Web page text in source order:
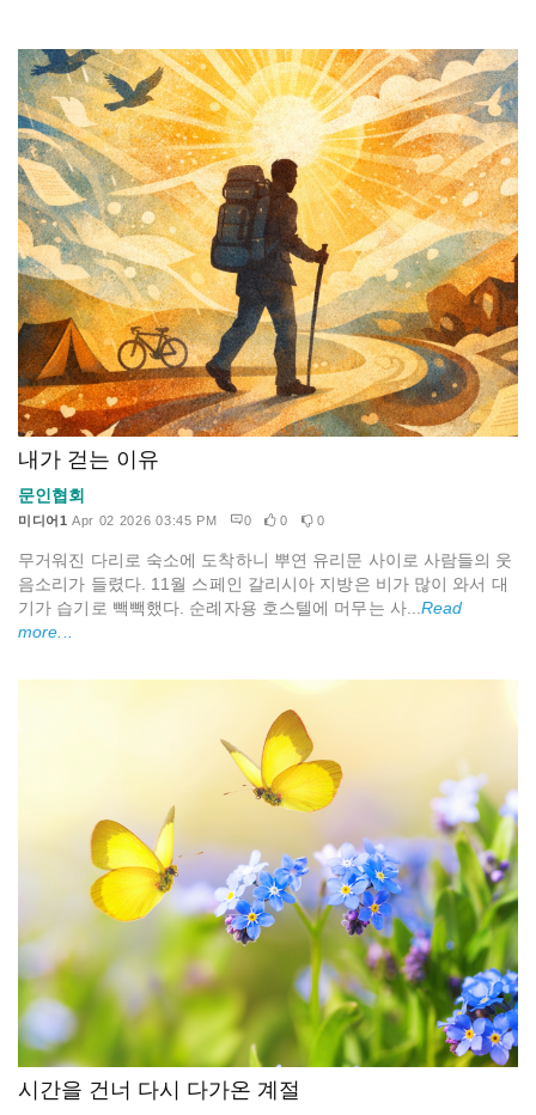
내가 걷는 이유
문인협회
미디어1 Apr 02 2026 03:45 PM 0 0 0
무거워진 다리로 숙소에 도착하니 뿌연 유리문 사이로 사람들의 웃
음소리가 들렸다. 11월 스페인 갈리시아 지방은 비가 많이 와서 대
기가 습기로 빽빽했다. 순례자용 호스텔에 머무는 사...Read
more...
시간을 건너 다시 다가온 계절